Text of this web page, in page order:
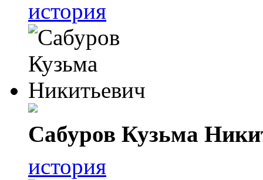
история
Сабуров Кузьма
история